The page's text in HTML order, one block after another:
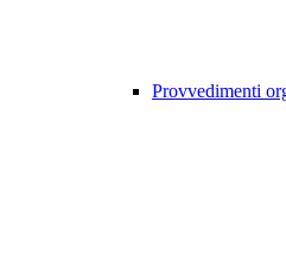
Provvedimenti